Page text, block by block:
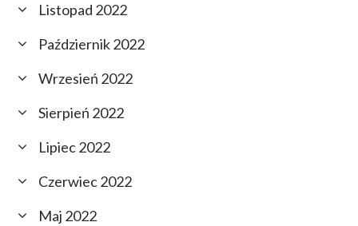
Listopad 2022
Październik 2022
Wrzesień 2022
Sierpień 2022
Lipiec 2022
Czerwiec 2022
Maj 2022